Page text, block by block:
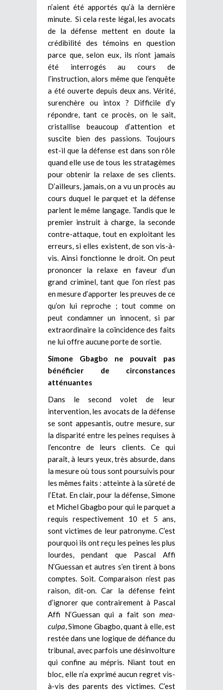
n’aient été apportés qu’à la dernière
minute. Si cela reste légal, les avocats
de la défense mettent en doute la
crédibilité des témoins en question
parce que, selon eux, ils n’ont jamais
été interrogés au cours de
l’instruction, alors même que l’enquête
a été ouverte depuis deux ans. Vérité,
surenchère ou intox ? Difficile d’y
répondre, tant ce procès, on le sait,
cristallise beaucoup d’attention et
suscite bien des passions. Toujours
est-il que la défense est dans son rôle
quand elle use de tous les stratagèmes
pour obtenir la relaxe de ses clients.
D’ailleurs, jamais, on a vu un procès au
cours duquel le parquet et la défense
parlent le même langage. Tandis que le
premier instruit à charge, la seconde
contre-attaque, tout en exploitant les
erreurs, si elles existent, de son vis-à-
vis. Ainsi fonctionne le droit. On peut
prononcer la relaxe en faveur d’un
grand criminel, tant que l’on n’est pas
en mesure d’apporter les preuves de ce
qu’on lui reproche ; tout comme on
peut condamner un innocent, si par
extraordinaire la coïncidence des faits
ne lui offre aucune porte de sortie.
Simone Gbagbo ne pouvait pas
bénéficier de circonstances
atténuantes
Dans le second volet de leur
intervention, les avocats de la défense
se sont appesantis, outre mesure, sur
la disparité entre les peines requises à
l’encontre de leurs clients. Ce qui
paraît, à leurs yeux, très absurde, dans
la mesure où tous sont poursuivis pour
les mêmes faits : atteinte à la sûreté de
l’Etat. En clair, pour la défense, Simone
et Michel Gbagbo pour qui le parquet a
requis respectivement 10 et 5 ans,
sont victimes de leur patronyme. C’est
pourquoi ils ont reçu les peines les plus
lourdes, pendant que Pascal Affi
N’Guessan et autres s’en tirent à bons
comptes. Soit. Comparaison n’est pas
raison, dit-on. Car la défense feint
d’ignorer que contrairement à Pascal
Affi N’Guessan qui a fait son mea-
culpa , Simone Gbagbo, quant à elle, est
restée dans une logique de défiance du
tribunal, avec parfois une désinvolture
qui confine au mépris. Niant tout en
bloc, elle n’a exprimé aucun regret vis-
à-vis des parents des victimes. C’est